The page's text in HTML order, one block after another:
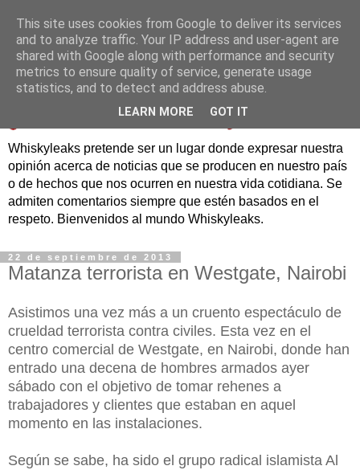
Whiskyleaks pretende ser un lugar donde expresar nuestra
opinión acerca de noticias que se producen en nuestro país
o de hechos que nos ocurren en nuestra vida cotidiana. Se
admiten comentarios siempre que estén basados en el
respeto. Bienvenidos al mundo Whiskyleaks.
22 de septiembre de 2013
Matanza terrorista en Westgate, Nairobi
Asistimos una vez más a un cruento espectáculo de
crueldad terrorista contra civiles. Esta vez en el
centro comercial de Westgate, en Nairobi, donde han
entrado una decena de hombres armados ayer
sábado con el objetivo de tomar rehenes a
trabajadores y clientes que estaban en aquel
momento en las instalaciones.
Según se sabe, ha sido el grupo radical islamista Al
This site uses cookies from Google to deliver its services
and to analyze traffic. Your IP address and user-agent are
shared with Google along with performance and security
metrics to ensure quality of service, generate usage
statistics, and to detect and address abuse.
LEARN MORE GOT IT